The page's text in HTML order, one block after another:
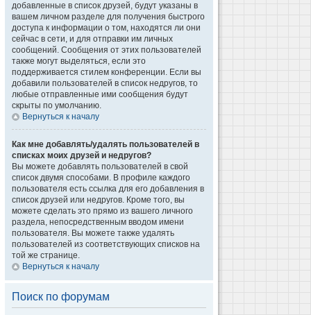
добавленные в список друзей, будут указаны в
вашем личном разделе для получения быстрого
доступа к информации о том, находятся ли они
сейчас в сети, и для отправки им личных
сообщений. Сообщения от этих пользователей
также могут выделяться, если это
поддерживается стилем конференции. Если вы
добавили пользователей в список недругов, то
любые отправленные ими сообщения будут
скрыты по умолчанию.
Вернуться к началу
Как мне добавлять/удалять пользователей в
списках моих друзей и недругов?
Вы можете добавлять пользователей в свой
список двумя способами. В профиле каждого
пользователя есть ссылка для его добавления в
список друзей или недругов. Кроме того, вы
можете сделать это прямо из вашего личного
раздела, непосредственным вводом имени
пользователя. Вы можете также удалять
пользователей из соответствующих списков на
той же странице.
Вернуться к началу
Поиск по форумам